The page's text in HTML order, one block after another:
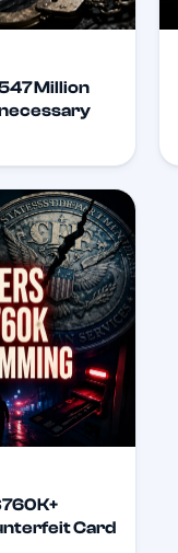
Million
Card